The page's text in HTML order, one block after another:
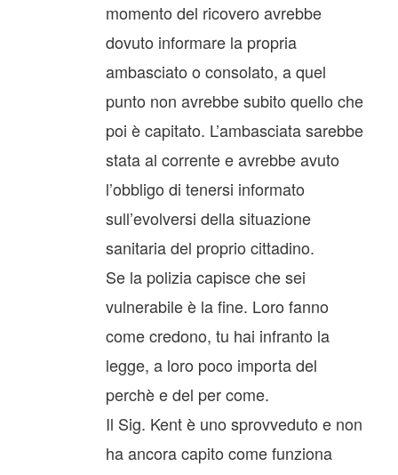
momento del ricovero avrebbe
dovuto informare la propria
ambasciato o consolato, a quel
punto non avrebbe subito quello che
poi è capitato. L’ambasciata sarebbe
stata al corrente e avrebbe avuto
l’obbligo di tenersi informato
sull’evolversi della situazione
sanitaria del proprio cittadino.
Se la polizia capisce che sei
vulnerabile è la fine. Loro fanno
come credono, tu hai infranto la
legge, a loro poco importa del
perchè e del per come.
Il Sig. Kent è uno sprovveduto e non
ha ancora capito come funziona